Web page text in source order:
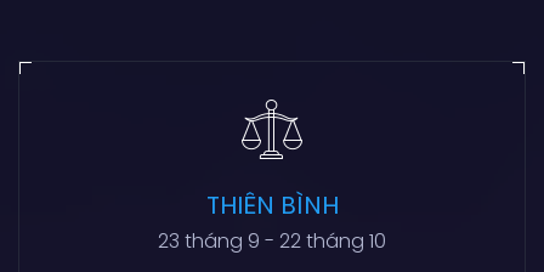
THIÊN BÌNH
23 tháng 9 - 22 tháng 10